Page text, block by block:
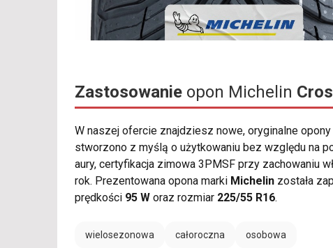
Zastosowanie opon Michelin
W naszej ofercie znajdziesz nowe, oryginalne opony
stworzono z myślą o użytkowaniu bez względu na
aury, certyfikacja zimowa 3PMSF przy zachowaniu
rok. Prezentowana opona marki Michelin została
prędkości 95 W oraz rozmiar 225/55 R16.
wielosezonowa całoroczna osobowa